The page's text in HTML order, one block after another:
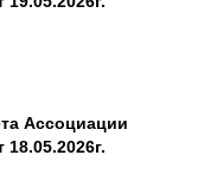
Ассоциации